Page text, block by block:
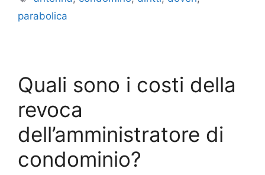
parabolica
Quali sono i costi della
revoca
dell’amministratore di
condominio?